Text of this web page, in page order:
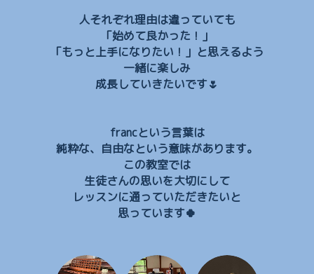
人それぞれ理由は違っていても
「始めて良かった！」
「もっと上手になりたい！」と思えるよう
一緒に楽しみ
成長していきたいです🌷
francという言葉は
純粋な、自由なという意味があります。
この教室では
生徒さんの思いを大切にして
レッスンに通っていただきたいと
思っています🍀